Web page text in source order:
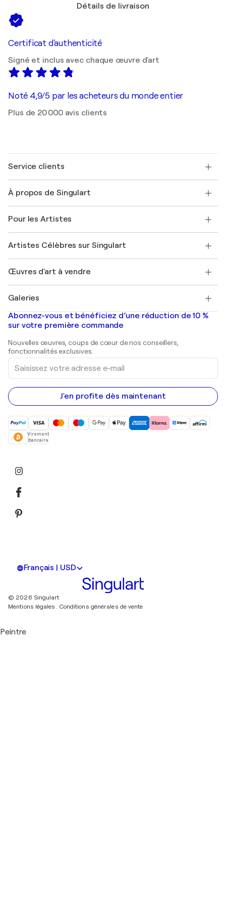
Détails de livraison
Certificat d'authenticité
Signé et inclus avec chaque œuvre d'art
Noté 4,9/5 par les acheteurs du monde entier
Plus de 20 000 avis clients
Service clients
Expédition
Offrir une carte cadeau
Rejoignez notre programme commercial
Mon compte
+33 1 76 44 06 42
À propos de Singulart
FAQ
Magazine Singulart
Emplois
Découvrez une sélection d'art original
Pour les Artistes
Se connecter en tant qu'Artiste
Artistes Célèbres sur Singulart
Marc Chagall
Banksy
Mr. Brainwash
Shepard Fairey
Œuvres d'art à vendre
Tableaux abstraits à vendre
Peintures de paysage
Estampes
Peintures acryliques
Galeries
Galeries d'art en France
Galeries d'art en Belgique
Abonnez-vous et bénéficiez d’une réduction de 10 %
sur votre première commande
Nouvelles œuvres, coups de cœur de nos conseillers,
fonctionnalités exclusives.
Saisissez
votre
adresse
e-
mail
J'en profite dès maintenant
Virement
bancaire
Français | USD
© 2026 Singulart
Mentions légales. Conditions générales de vente
Peintre